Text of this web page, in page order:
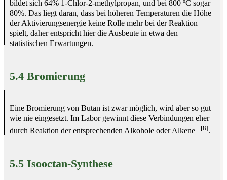
bildet sich 64% 1-Chlor-2-methylpropan, und bei 800 ºC sogar
80%. Das liegt daran, dass bei höheren Temperaturen die Höhe
der Aktivierungsenergie keine Rolle mehr bei der Reaktion
spielt, daher entspricht hier die Ausbeute in etwa den
statistischen Erwartungen.
5.4 Bromierung
Eine Bromierung von Butan ist zwar möglich, wird aber so gut
wie nie eingesetzt. Im Labor gewinnt diese Verbindungen eher
durch Reaktion der entsprechenden Alkohole oder Alkene
[8].
5.5 Isooctan-Synthese